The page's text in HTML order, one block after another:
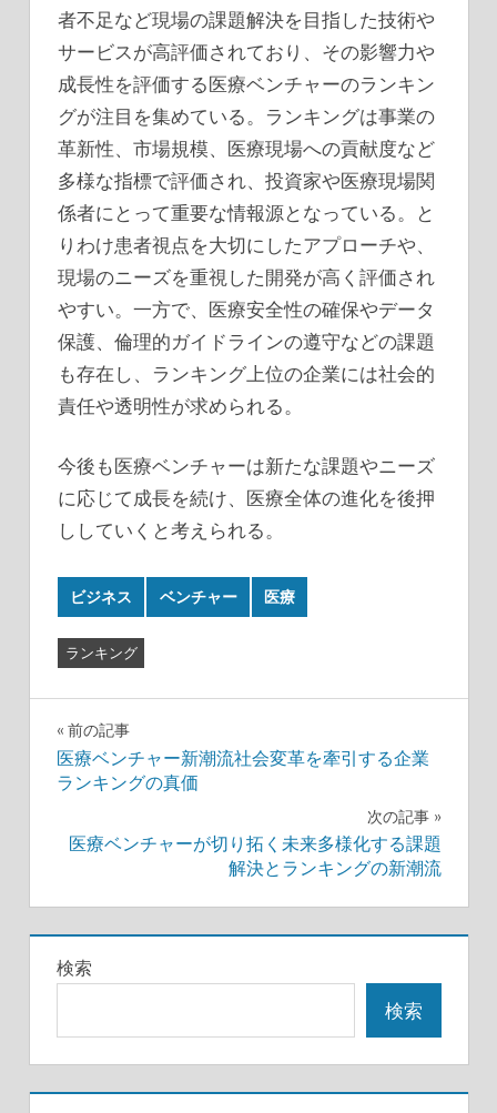
者不足など現場の課題解決を目指した技術や
サービスが高評価されており、その影響力や
成長性を評価する医療ベンチャーのランキン
グが注目を集めている。ランキングは事業の
革新性、市場規模、医療現場への貢献度など
多様な指標で評価され、投資家や医療現場関
係者にとって重要な情報源となっている。と
りわけ患者視点を大切にしたアプローチや、
現場のニーズを重視した開発が高く評価され
やすい。一方で、医療安全性の確保やデータ
保護、倫理的ガイドラインの遵守などの課題
も存在し、ランキング上位の企業には社会的
責任や透明性が求められる。
今後も医療ベンチャーは新たな課題やニーズ
に応じて成長を続け、医療全体の進化を後押
ししていくと考えられる。
ビジネス ベンチャー 医療
ランキング
投
稿
ゲ
ー
シ
ョ
ン
前の記事
医療ベンチャー新潮流社会変革を牽引する企業
ランキングの真価
次の記事
医療ベンチャーが切り拓く未来多様化する課題
解決とランキングの新潮流
検索
検索